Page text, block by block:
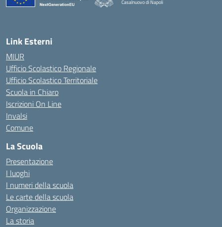
Casalnuovo di Napoli
— Visita la pagina iniziale della scuola
Link Esterni
MIUR
Ufficio Scolastico Regionale
Ufficio Scolastico Territoriale
Scuola in Chiaro
Iscrizioni On Line
Invalsi
Comune
La Scuola
Presentazione
I luoghi
I numeri della scuola
Le carte della scuola
Organizzazione
La storia